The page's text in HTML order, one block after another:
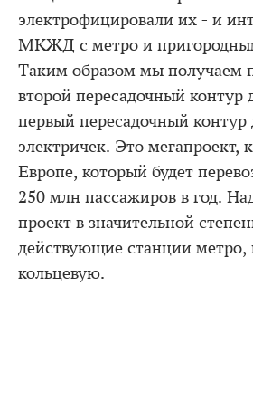
электрофицировали их - и
МКЖД с метро и
Таким образом мы получаем
второй пересадочный контур
первый пересадочный
электричек. Это мегапроект,
Европе, который будет
250 млн пассажиров в год.
проект в значительной
действующие станции метро,
кольцевую.